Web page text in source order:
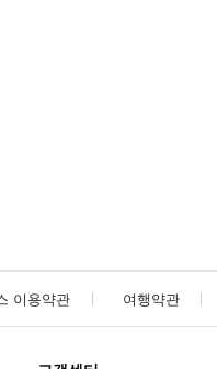
이용약관 여행약관